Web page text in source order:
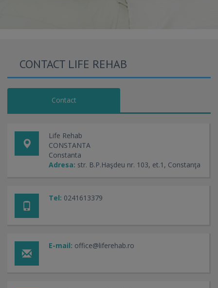
CONTACT LIFE REHAB
Contact
Life Rehab
CONSTANTA
Constanta
Adresa: str. B.P.Haşdeu nr. 103, et.1, Constanţa
Tel: 0241613379
E-mail: office@liferehab.ro